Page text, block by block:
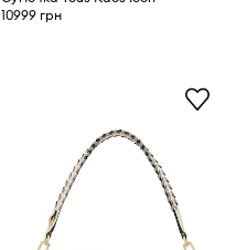
10999 грн